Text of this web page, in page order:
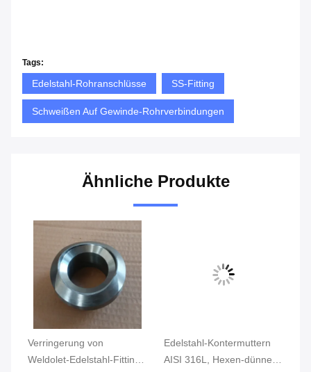
Tags:
Edelstahl-Rohranschlüsse SS-Fitting
Schweißen Auf Gewinde-Rohrverbindungen
Ähnliche Produkte
Verringerung von
Weldolet-Edelstahl-Fitting
Edelstahl-Kontermuttern
AISI 316L, Hexen-dünne